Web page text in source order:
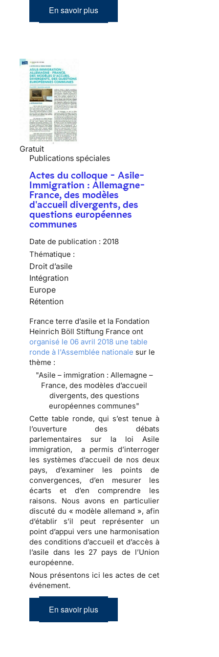
En savoir plus
Gratuit
Publications spéciales
Actes du colloque - Asile-
Immigration : Allemagne-
France, des modèles
d'accueil divergents, des
questions européennes
communes
Date de publication : 2018
Thématique :
Droit d’asile
Intégration
Europe
Rétention
France terre d’asile et la Fondation
Heinrich Böll Stiftung France ont
organisé le 06 avril 2018 une table
ronde à l'Assemblée nationale sur le
thème :
"Asile – immigration : Allemagne –
France, des modèles d’accueil
divergents, des questions
européennes communes"
Cette table ronde, qui s’est tenue à
l’ouverture des débats
parlementaires sur la loi Asile
immigration, a permis d’interroger
les systèmes d’accueil de nos deux
pays, d’examiner les points de
convergences, d’en mesurer les
écarts et d’en comprendre les
raisons. Nous avons en particulier
discuté du « modèle allemand », afin
d’établir s’il peut représenter un
point d’appui vers une harmonisation
des conditions d’accueil et d’accès à
l’asile dans les 27 pays de l’Union
européenne.
Nous présentons ici les actes de cet
événement.
En savoir plus